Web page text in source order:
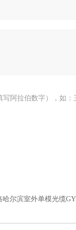
写阿拉伯数字），如：
哈尔滨室外单模光缆